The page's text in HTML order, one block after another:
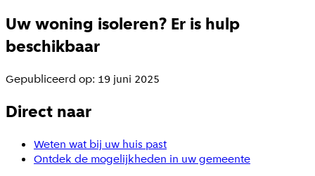
Uw woning isoleren? Er is hulp
beschikbaar
Gepubliceerd op: 19 juni 2025
Direct naar
Weten wat bij uw huis past
Ontdek de mogelijkheden in uw gemeente